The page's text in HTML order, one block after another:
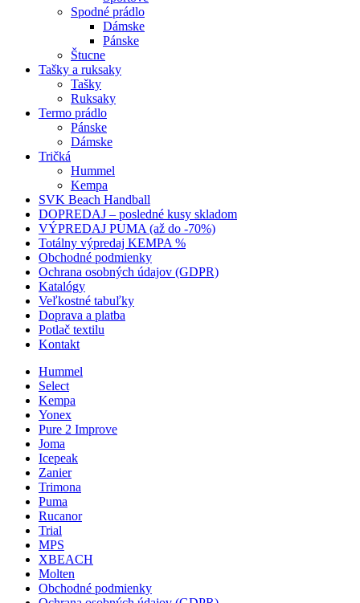
Spodné prádlo
Dámske
Pánske
Štucne
Tašky a ruksaky
Tašky
Ruksaky
Termo prádlo
Pánske
Dámske
Tričká
Hummel
Kempa
SVK Beach Handball
DOPREDAJ – posledné kusy skladom
VÝPREDAJ PUMA (až do -70%)
Totálny výpredaj KEMPA %
Obchodné podmienky
Ochrana osobných údajov (GDPR)
Katalógy
Veľkostné tabuľky
Doprava a platba
Potlač textilu
Kontakt
Hummel
Select
Kempa
Yonex
Pure 2 Improve
Joma
Icepeak
Zanier
Trimona
Puma
Rucanor
Trial
MPS
XBEACH
Molten
Obchodné podmienky